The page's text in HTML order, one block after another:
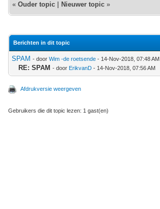
« Ouder topic Nieuwer topic »
Berichten in dit topic
SPAM - door Wim -de roetsende - 14-Nov-2018, 07:48 AM
RE: SPAM - door ErikvanD - 14-Nov-2018, 07:56 AM
Afdrukversie weergeven
Gebruikers die dit topic lezen: 1 gast(en)